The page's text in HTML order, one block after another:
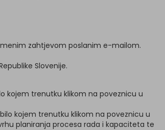
zahtjevom poslanim e-mailom.
Slovenije.
kojem trenutku klikom na poveznicu u
kojem trenutku klikom na poveznicu u
planiranja procesa rada i kapaciteta te